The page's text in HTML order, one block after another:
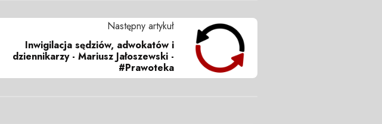
Następny artykuł
Inwigilacja sędziów, adwokatów i
dziennikarzy - Mariusz Jałoszewski -
#Prawoteka